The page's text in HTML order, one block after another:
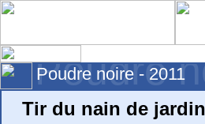
Poudre
Poudre noire - 2011
Tir du nain de jardin